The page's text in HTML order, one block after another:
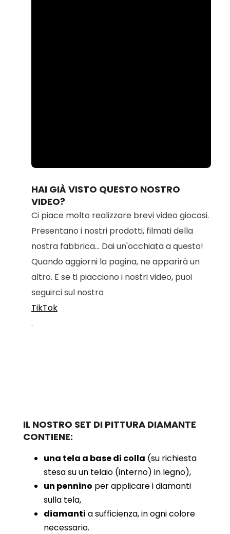
HAI GIÀ VISTO QUESTO NOSTRO
VIDEO?
Ci piace molto realizzare brevi video giocosi.
Presentano i nostri prodotti, filmati della
nostra fabbrica... Dai un'occhiata a questo!
Quando aggiorni la pagina, ne apparirà un
altro. E se ti piacciono i nostri video, puoi
seguirci sul nostro
TikTok
.
IL NOSTRO SET DI PITTURA DIAMANTE
CONTIENE:
una tela a base di colla (su richiesta
stesa su un telaio (interno) in legno),
un pennino per applicare i diamanti
sulla tela,
diamanti a sufficienza, in ogni colore
necessario.